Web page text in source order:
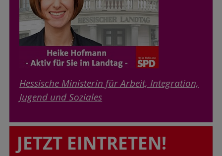
Hessische Ministerin für Arbeit, Integration,
Jugend und Soziales
JETZT EINTRETEN!